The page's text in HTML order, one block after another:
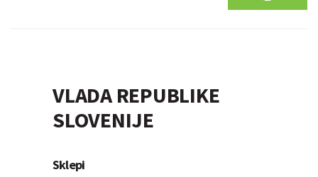
VLADA REPUBLIKE
SLOVENIJE
Sklepi